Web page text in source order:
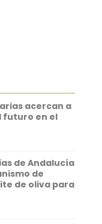
acercan a
futuro en el
de Andalucía
de
de oliva para